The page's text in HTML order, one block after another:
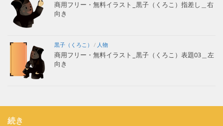
商用フリー・無料イラスト_黒子（くろこ）指差し＿右
向き
黒子（くろこ） / 人物
商用フリー・無料イラスト_黒子（くろこ）表題03＿左
向き
続き